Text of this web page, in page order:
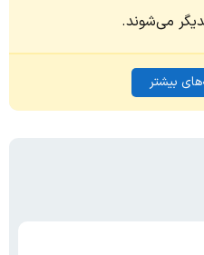
می‌شوند.
بیشتر